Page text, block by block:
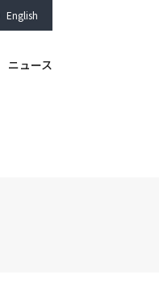
English
ニュース